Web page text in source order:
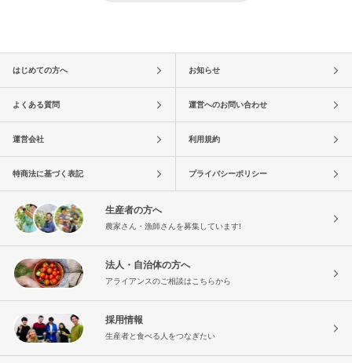
はじめての方へ お知らせ
よくある質問 運営へのお問い合わせ
運営会社 利用規約
特商法に基づく表記 プライバシーポリシー
生産者の方へ
農家さん・漁師さんを募集しています!
法人・自治体の方へ
アライアンスのご相談はこちらから
採用情報
生産者と食べる人をつなぎたい